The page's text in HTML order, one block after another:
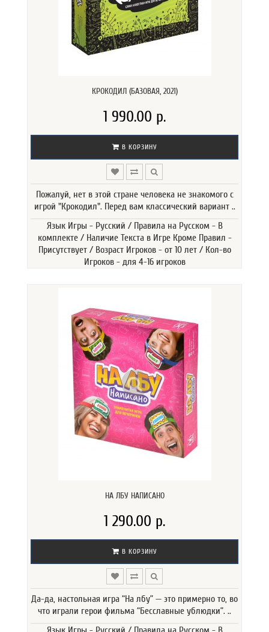
КРОКОДИЛ (БАЗОВАЯ, 2021)
1 990.00 р.
В КОРЗИНУ
Пожалуй, нет в этой стране человека не знакомого с
игрой "Крокодил". Перед вам классический вариант ..
Язык Игры - Русский / Правила на Русском - В
комплекте / Наличие Текста в Игре Кроме Правил -
Присутствует / Возраст Игроков - от 10 лет / Кол-во
Игроков - для 4-16 игроков
НА ЛБУ НАПИСАНО
1 290.00 р.
В КОРЗИНУ
Да-да, настольная игра “На лбу” — это примерно то, во
что играли герои фильма “Бесславные ублюдки”. ..